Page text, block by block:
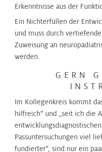
Erkenntnisse aus der
Ein Nichterfüllen der
und muss durch
Zuweisung an
werden.
GERN
Im Kollegenkreis kommt
hilfreich“ und „seit ich die
Passuntersuchungen viel
fundierter“, sind nur ein